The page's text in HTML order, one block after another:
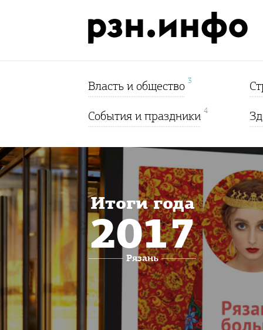
Власть и общество 3
События и праздники 4
Итоги года
2017
Рязань